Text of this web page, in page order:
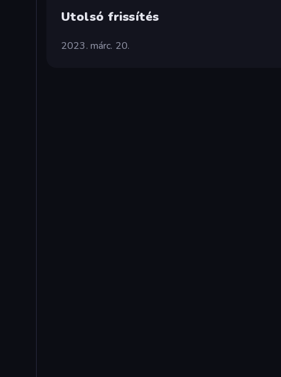
Utolsó frissítés
2023. márc. 20.